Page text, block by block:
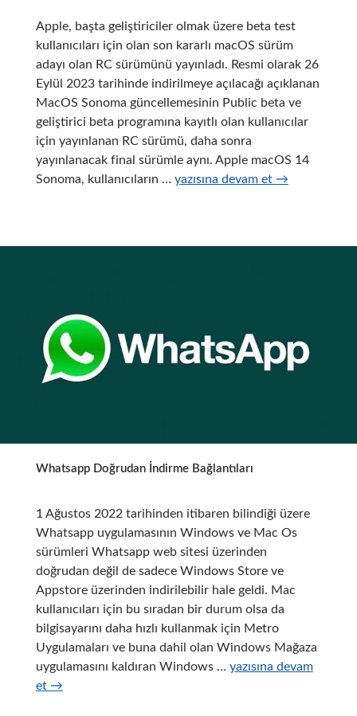
Apple, başta geliştiriciler olmak üzere beta test
kullanıcıları için olan son kararlı macOS sürüm
adayı olan RC sürümünü yayınladı. Resmi olarak 26
Eylül 2023 tarihinde indirilmeye açılacağı açıklanan
MacOS Sonoma güncellemesinin Public beta ve
geliştirici beta programına kayıtlı olan kullanıcılar
için yayınlanan RC sürümü, daha sonra
yayınlanacak final sürümle aynı. Apple macOS 14
Sonoma, kullanıcıların … Apple
yazısına devam et →
Whatsapp Doğrudan İndirme Bağlantıları
1 Ağustos 2022 tarihinden itibaren bilindiği üzere
Whatsapp uygulamasının Windows ve Mac Os
sürümleri Whatsapp web sitesi üzerinden
doğrudan değil de sadece Windows Store ve
Appstore üzerinden indirilebilir hale geldi. Mac
kullanıcıları için bu sıradan bir durum olsa da
bilgisayarını daha hızlı kullanmak için Metro
Uygulamaları ve buna dahil olan Windows Mağaza
uygulamasını kaldıran Windows … Whatsapp
yazısına devam
et →